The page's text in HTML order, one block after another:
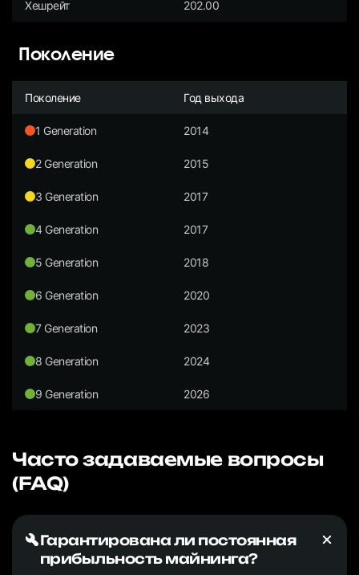
Хешрейт 202.00
Поколение
Поколение Год выхода
1 Generation 2014
2 Generation 2015
3 Generation 2017
4 Generation 2017
5 Generation 2018
6 Generation 2020
7 Generation 2023
8 Generation 2024
9 Generation 2026
Часто задаваемые вопросы
(FAQ)
Гарантирована ли постоянная
прибыльность майнинга?